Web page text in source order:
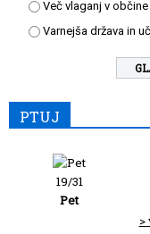
Več vlaganj v
Varnejša država in
PTUJ
19/31
Pet
>